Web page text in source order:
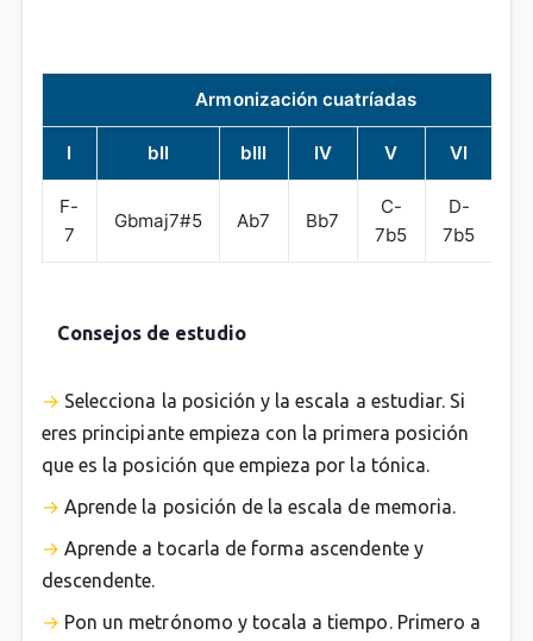
Armonización cuatríadas
I bII bIII IV V VI
F-
7
Gbmaj7#5 Ab7 Bb7
C-
7b5
D-
7b5
Consejos de estudio
Selecciona la posición y la escala a estudiar. Si
eres principiante empieza con la primera posición
que es la posición que empieza por la tónica.
Aprende la posición de la escala de memoria.
Aprende a tocarla de forma ascendente y
descendente.
Pon un metrónomo y tocala a tiempo. Primero a